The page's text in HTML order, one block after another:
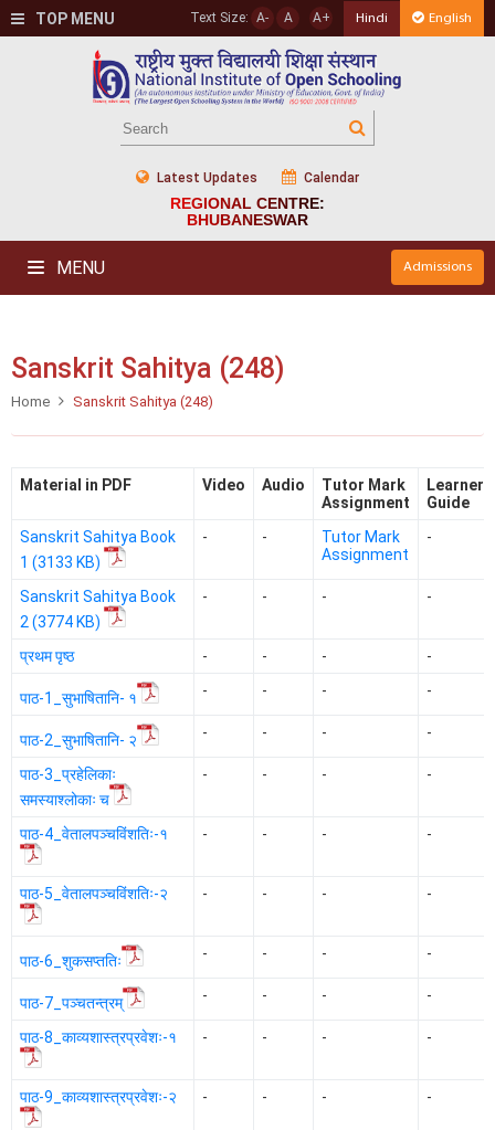
TOP MENU Text Size: A- A A+ Hindi English
Latest Updates Calendar
REGIONAL CENTRE:
BHUBANESWAR
MENU Admissions
Sanskrit Sahitya (248)
Home Sanskrit Sahitya (248)
Material in PDF Video Audio
Tutor Mark
Assignment
Learner's
Guide
Sanskrit Sahitya Book
1 (3133 KB)
- -
Tutor Mark
Assignment
-
Sanskrit Sahitya Book
2 (3774 KB)
- - - -
प्रथम पृष्ठ - - - -
पाठ-1_सुभाषितानि- १ - - - -
पाठ-2_सुभाषितानि- २ - - - -
पाठ-3_प्रहेलिकाः
समस्याश्लोकाः च
- - - -
पाठ-4_वेतालपञ्चविंशतिः-१ - - - -
पाठ-5_वेतालपञ्चविंशतिः-२ - - - -
पाठ-6_शुकसप्ततिः - - - -
पाठ-7_पञ्चतन्त्रम् - - - -
पाठ-8_काव्यशास्त्रप्रवेशः-१ - - - -
पाठ-9_काव्यशास्त्रप्रवेशः-२ - - - -